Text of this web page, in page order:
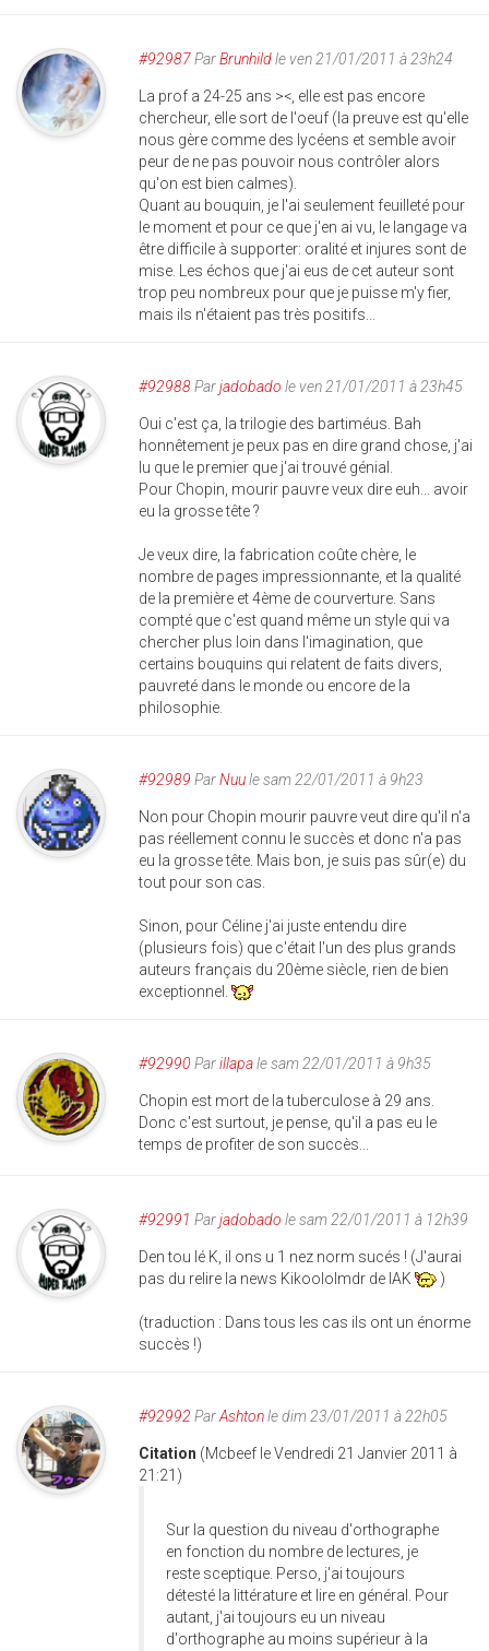
#92987ParBrunhildle ven 21/01/2011 à 23h24
La prof a 24-25 ans ><, elle est pas encore
chercheur, elle sort de l'oeuf (la preuve est qu'elle
nous gère comme des lycéens et semble avoir
peur de ne pas pouvoir nous contrôler alors
qu'on est bien calmes).
Quant au bouquin, je l'ai seulement feuilleté pour
le moment et pour ce que j'en ai vu, le langage va
être difficile à supporter: oralité et injures sont de
mise. Les échos que j'ai eus de cet auteur sont
trop peu nombreux pour que je puisse m'y fier,
mais ils n'étaient pas très positifs...
#92988Parjadobado le ven 21/01/2011 à 23h45
Oui c'est ça, la trilogie des bartiméus. Bah
honnêtement je peux pas en dire grand chose, j'ai
lu que le premier que j'ai trouvé génial.
Pour Chopin, mourir pauvre veux dire euh... avoir
eu la grosse tête ?
Je veux dire, la fabrication coûte chère, le
nombre de pages impressionnante, et la qualité
de la première et 4ème de courverture. Sans
compté que c'est quand même un style qui va
chercher plus loin dans l'imagination, que
certains bouquins qui relatent de faits divers,
pauvreté dans le monde ou encore de la
philosophie.
#92989 ParNuule sam 22/01/2011 à 9h23
Non pour Chopin mourir pauvre veut dire qu'il n'a
pas réellement connu le succès et donc n'a pas
eu la grosse tête. Mais bon, je suis pas sûr(e) du
tout pour son cas.
Sinon, pour Céline j'ai juste entendu dire
(plusieurs fois) que c'était l'un des plus grands
auteurs français du 20ème siècle, rien de bien
exceptionnel.
#92990 Parillapale sam 22/01/2011 à 9h35
Chopin est mort de la tuberculose à 29 ans.
Donc c'est surtout, je pense, qu'il a pas eu le
temps de profiter de son succès...
#92991 Parjadobado le sam 22/01/2011 à 12h39
Den tou lé K, il ons u 1 nez norm sucés ! (J'aurai
pas du relire la news Kikoololmdr de IAK
)
(traduction : Dans tous les cas ils ont un énorme
succès !)
#92992 ParAshtonle dim 23/01/2011 à 22h05
Citation (Mcbeef le Vendredi 21 Janvier 2011 à
21:21)
Sur la question du niveau d'orthographe
en fonction du nombre de lectures, je
reste sceptique. Perso, j'ai toujours
détesté la littérature et lire en général. Pour
autant, j'ai toujours eu un niveau
d'orthographe au moins supérieur à la